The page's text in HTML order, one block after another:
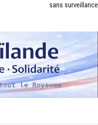
sans surveillance